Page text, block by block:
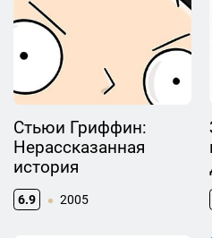
Стьюи Гриффин:
Нерассказанная
история
6.9 2005